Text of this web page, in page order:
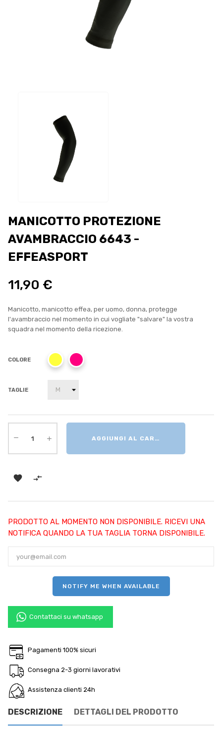
MANICOTTO PROTEZIONE
AVAMBRACCIO 6643 -
EFFEASPORT
11,90 €
Manicotto, manicotto effea, per uomo, donna, protegge
l'avambraccio nel momento in cui vogliate "salvare" la vostra
squadra nel momento della ricezione.
COLORE
TAGLIE
AGGIUNGI AL CARRELLO
 
PRODOTTO AL MOMENTO NON DISPONIBILE. RICEVI UNA
NOTIFICA QUANDO LA TUA TAGLIA TORNA DISPONIBILE.
NOTIFY ME WHEN AVAILABLE
Contattaci su whatsapp
Pagamenti 100% sicuri
Consegna 2-3 giorni lavorativi
Assistenza clienti 24h
DESCRIZIONE DETTAGLI DEL PRODOTTO